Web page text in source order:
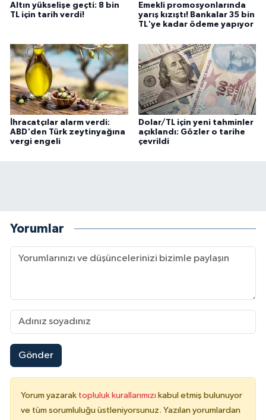
Altın yükselişe geçti: 8 bin
TL için tarih verdi!
Emekli promosyonlarında
yarış kızıştı! Bankalar 35 bin
TL'ye kadar ödeme yapıyor
İhracatçılar alarm verdi:
ABD'den Türk zeytinyağına
vergi engeli
Dolar/TL için yeni tahminler
açıklandı: Gözler o tarihe
çevrildi
Yorumlar
Gönder
Yorum yazarak topluluk kurallarımızı kabul etmiş bulunuyor
ve tüm sorumluluğu üstleniyorsunuz. Yazılan yorumlardan